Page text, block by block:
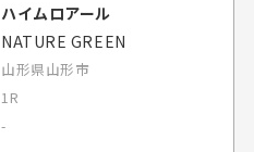
ハイムロアール
NATURE GREEN
山形県山形市
1R
-